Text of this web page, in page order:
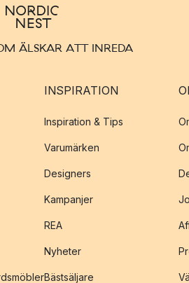
ÄLSKAR ATT INREDA
INSPIRATION
Inspiration & Tips
Varumärken
Designers
Kampanjer
REA
Nyheter
Bästsäljare